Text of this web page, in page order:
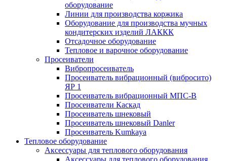
оборудование
Линии для производства коржика
Оборудование для производства мучных
кондитерских изделий ЛАККК
Отсадочное оборудование
Тепловое и варочное оборудование
Просеиватели
Вибропросеиватель
Просеиватель вибрационный (вибросито)
ЯР 1
Просеиватель вибрационный МПС-В
Просеиватели Каскад
Просеиватель шнековый
Просеиватель шнековый Danler
Просеиватель Kumkaya
Тепловое оборудование
Аксессуары для теплового оборудования
Аксессуары для теплового оборудования